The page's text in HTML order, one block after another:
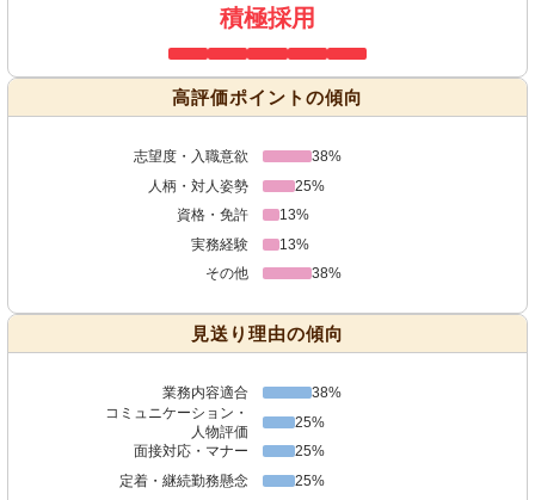
積極採用
高評価ポイントの傾向
志望度・入職意欲
38%
人柄・対人姿勢
25%
資格・免許
13%
実務経験
13%
その他
38%
見送り理由の傾向
業務内容適合
38%
コミュニケーション・
人物評価
25%
面接対応・マナー
25%
定着・継続勤務懸念
25%